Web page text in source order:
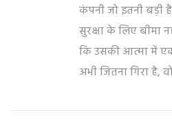
कंपनी जो इतनी बड़ी
सुरक्षा के लिए बीमा
कि उसकी आत्मा में
अभी जितना गिरा है,